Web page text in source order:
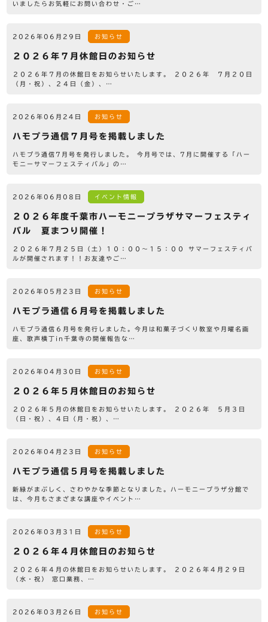
いましたらお気軽にお問い合わせ・ご…
2026年06月29日 お知らせ
２０２６年７月休館日のお知らせ
２０２６年７月の休館日をお知らせいたします。 ２０２６年 ７月２０日
（月・祝）、２４日（金）、…
2026年06月24日 お知らせ
ハモプラ通信７月号を掲載しました
ハモプラ通信7月号を発行しました。 今月号では、7月に開催する「ハー
モニーサマーフェスティバル」の…
2026年06月08日 イベント情報
２０２６年度千葉市ハーモニープラザサマーフェスティ
バル 夏まつり開催！
２０２６年７月２５日（土）１０：００～１５：００ サマーフェスティバ
ルが開催されます！！お友達やご…
2026年05月23日 お知らせ
ハモプラ通信６月号を掲載しました
ハモプラ通信６月号を発行しました。今月は和菓子づくり教室や月曜名画
座、歌声横丁in千葉寺の開催報告な…
2026年04月30日 お知らせ
２０２６年５月休館日のお知らせ
２０２６年５月の休館日をお知らせいたします。 ２０２６年 ５月３日
（日・祝）、４日（月・祝）、…
2026年04月23日 お知らせ
ハモプラ通信５月号を掲載しました
新緑がまぶしく、さわやかな季節となりました。ハーモニープラザ分館で
は、今月もさまざまな講座やイベント…
2026年03月31日 お知らせ
２０２６年４月休館日のお知らせ
２０２６年４月の休館日をお知らせいたします。 ２０２６年４月２９日
（水・祝） 窓口業務、…
2026年03月26日 お知らせ